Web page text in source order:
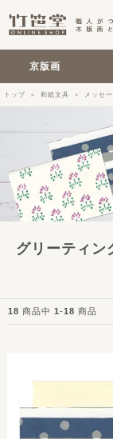
京版画
トップ 和紙文具 メッセ
グリーティン
18 商品中 1-18 商品